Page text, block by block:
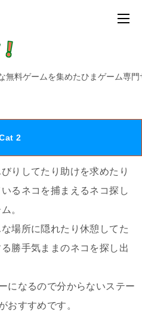
無料ゲームを集めたひまゲーム専
2
りしてたり助けを求めたり
いるネコを捕まえるネコ探し
。
場所に隠れたり休憩してた
る勝手気ままのネコを探し出
になるので分からないステー
おすすめです。